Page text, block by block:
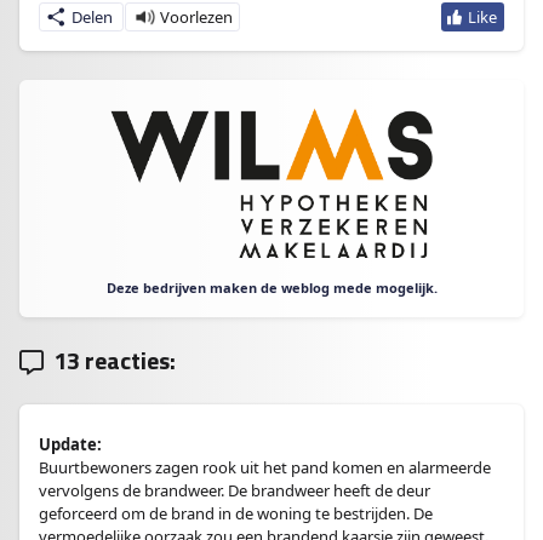
Delen
Deze bedrijven maken de weblog mede mogelijk.
13 reacties:
Update:
Buurtbewoners zagen rook uit het pand komen en alarmeerde
vervolgens de brandweer. De brandweer heeft de deur
geforceerd om de brand in de woning te bestrijden. De